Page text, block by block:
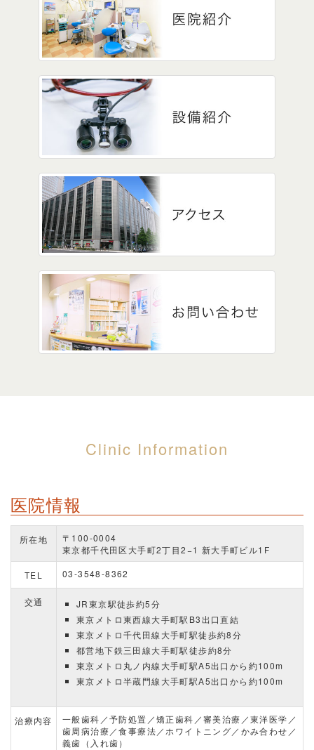
Clinic Information
医院情報
所在地
〒100-0004
東京都千代田区大手町2丁目2−1 新大手町ビル1F
TEL 03-3548-8362
交通
JR東京駅徒歩約5分
東京メトロ東西線大手町駅B3出口直結
東京メトロ千代田線大手町駅徒歩約8分
都営地下鉄三田線大手町駅徒歩約8分
東京メトロ丸ノ内線大手町駅A5出口から約100m
東京メトロ半蔵門線大手町駅A5出口から約100m
治療内容
一般歯科／予防処置／矯正歯科／審美治療／東洋医学／
歯周病治療／食事療法／ホワイトニング／かみ合わせ／
義歯（入れ歯）